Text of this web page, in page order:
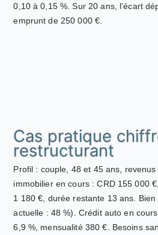
0,10 à 0,15 %. Sur 20 ans, l’écart
emprunt de 250 000 €.
Cas pratique
restructurant
Profil : couple, 48 et 45 ans,
immobilier en cours : CRD 155 000
1 180 €, durée restante 13 ans.
actuelle : 48 %). Crédit auto en
6,9 %, mensualité 380 €. Besoins